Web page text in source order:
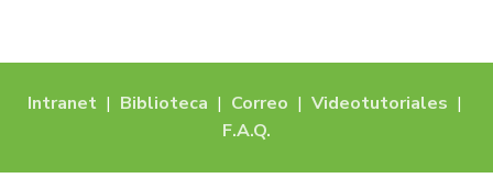
Intranet| Biblioteca | Correo | Videotutoriales |
F.A.Q.